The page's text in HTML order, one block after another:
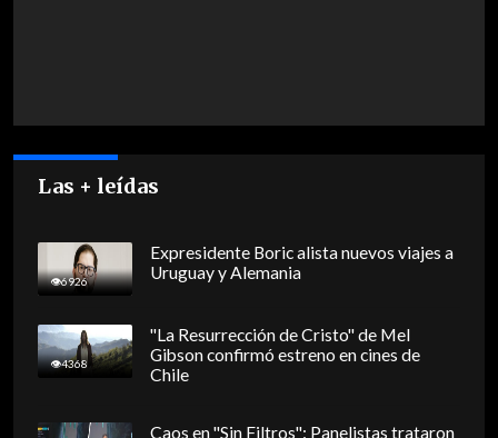
Las + leídas
6926
Expresidente Boric alista nuevos viajes a
Uruguay y Alemania
4368
"La Resurrección de Cristo" de Mel
Gibson confirmó estreno en cines de
Chile
Caos en "Sin Filtros": Panelistas trataron